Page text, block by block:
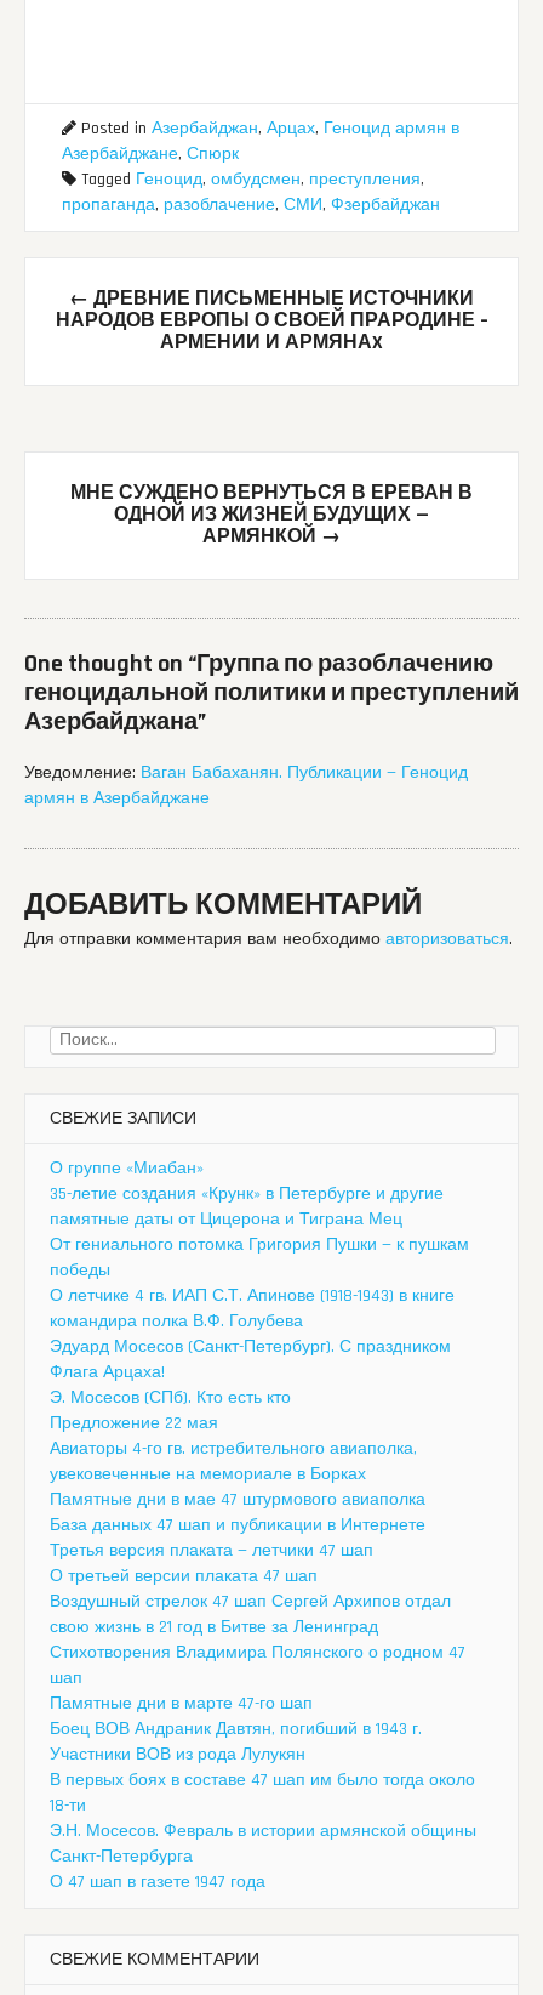
Posted in Азербайджан, Арцах, Геноцид армян в
Азербайджане, Спюрк
Tagged Геноцид, омбудсмен, преступления,
пропаганда, разоблачение, СМИ, Фзербайджан
Post
navigation
← ДРЕВНИЕ ПИСЬМЕННЫЕ ИСТОЧНИКИ
НАРОДОВ ЕВРОПЫ О СВОЕЙ ПРАРОДИНЕ –
АРМЕНИИ И АРМЯНАX
МНЕ СУЖДЕНО ВЕРНУТЬСЯ В ЕРЕВАН В
ОДНОЙ ИЗ ЖИЗНЕЙ БУДУЩИХ —
АРМЯНКОЙ →
One thought on “Группа по разоблачению
геноцидальной политики и преступлений
Азербайджана”
Уведомление: Ваган Бабаханян. Публикации — Геноцид
армян в Азербайджане
ДОБАВИТЬ КОММЕНТАРИЙ
Для отправки комментария вам необходимо авторизоваться.
Найти:
СВЕЖИЕ ЗАПИСИ
О группе «Миабан»
35-летие создания «Крунк» в Петербурге и другие
памятные даты от Цицерона и Тиграна Мец
От гениального потомка Григория Пушки — к пушкам
победы
О летчике 4 гв. ИАП С.Т. Апинове (1918-1943) в книге
командира полка В.Ф. Голубева
Эдуард Мосесов (Санкт-Петербург). С праздником
Флага Арцаха!
Э. Мосесов (СПб). Кто есть кто
Предложение 22 мая
Авиаторы 4-го гв. истребительного авиаполка,
увековеченные на мемориале в Борках
Памятные дни в мае 47 штурмового авиаполка
База данных 47 шап и публикации в Интернете
Третья версия плаката — летчики 47 шап
О третьей версии плаката 47 шап
Воздушный стрелок 47 шап Сергей Архипов отдал
свою жизнь в 21 год в Битве за Ленинград
Стихотворения Владимира Полянского о родном 47
шап
Памятные дни в марте 47-го шап
Боец ВОВ Андраник Давтян, погибший в 1943 г.
Участники ВОВ из рода Лулукян
В первых боях в составе 47 шап им было тогда около
18-ти
Э.Н. Мосесов. Февраль в истории армянской общины
Санкт-Петербурга
О 47 шап в газете 1947 года
СВЕЖИЕ КОММЕНТАРИИ